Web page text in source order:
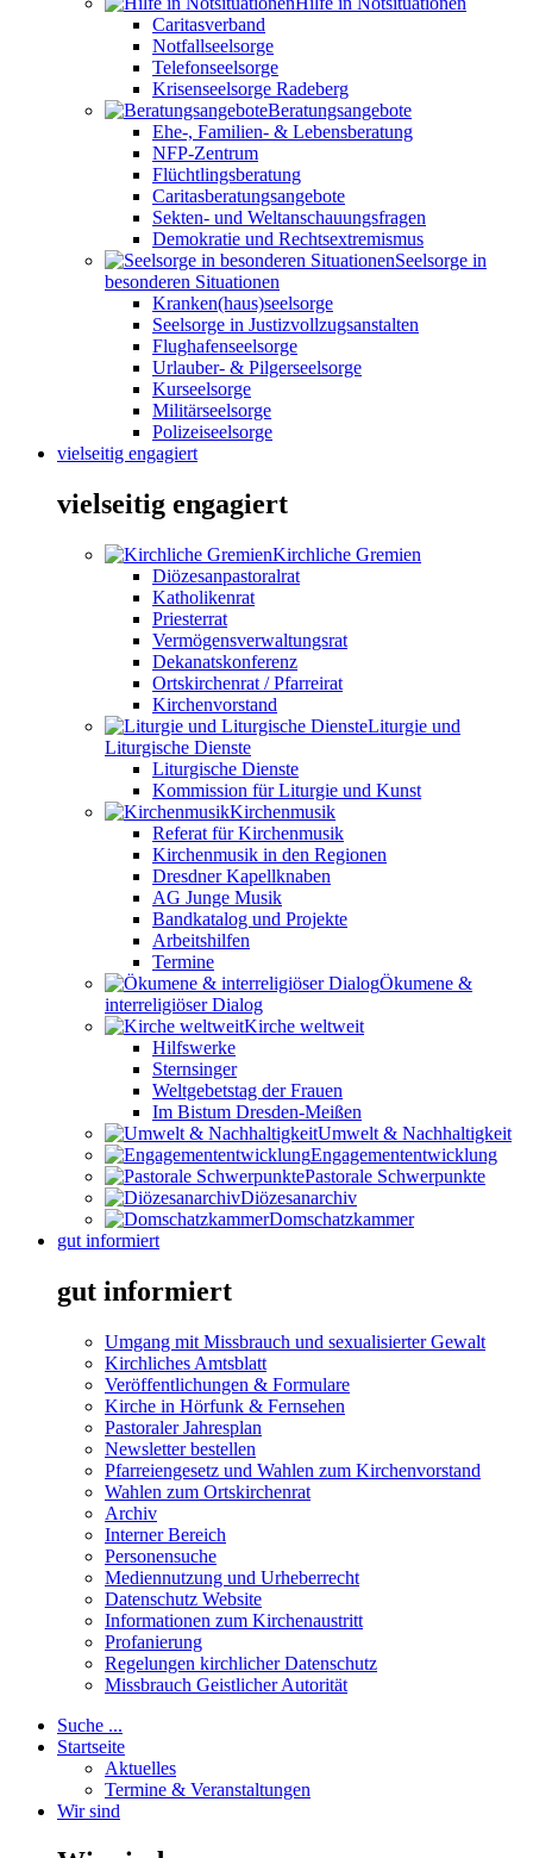
Caritasverband
Notfallseelsorge
Telefonseelsorge
Krisenseelsorge Radeberg
Beratungsangebote
Ehe-, Familien- & Lebensberatung
NFP-Zentrum
Flüchtlingsberatung
Caritasberatungsangebote
Sekten- und Weltanschauungsfragen
Demokratie und Rechtsextremismus
Seelsorge in
besonderen Situationen
Kranken(haus)seelsorge
Seelsorge in Justizvollzugsanstalten
Flughafenseelsorge
Urlauber- & Pilgerseelsorge
Kurseelsorge
Militärseelsorge
Polizeiseelsorge
vielseitig engagiert
vielseitig engagiert
Kirchliche Gremien
Diözesanpastoralrat
Katholikenrat
Priesterrat
Vermögensverwaltungsrat
Dekanatskonferenz
Ortskirchenrat / Pfarreirat
Kirchenvorstand
Liturgie und
Liturgische Dienste
Liturgische Dienste
Kommission für Liturgie und Kunst
Kirchenmusik
Referat für Kirchenmusik
Kirchenmusik in den Regionen
Dresdner Kapellknaben
AG Junge Musik
Bandkatalog und Projekte
Arbeitshilfen
Termine
Ökumene &
interreligiöser Dialog
Kirche weltweit
Hilfswerke
Sternsinger
Weltgebetstag der Frauen
Im Bistum Dresden-Meißen
Umwelt & Nachhaltigkeit
Engagemententwicklung
Pastorale Schwerpunkte
Diözesanarchiv
Domschatzkammer
gut informiert
gut informiert
Umgang mit Missbrauch und sexualisierter Gewalt
Kirchliches Amtsblatt
Veröffentlichungen & Formulare
Kirche in Hörfunk & Fernsehen
Pastoraler Jahresplan
Newsletter bestellen
Pfarreiengesetz und Wahlen zum Kirchenvorstand
Wahlen zum Ortskirchenrat
Archiv
Interner Bereich
Personensuche
Mediennutzung und Urheberrecht
Datenschutz Website
Informationen zum Kirchenaustritt
Profanierung
Regelungen kirchlicher Datenschutz
Missbrauch Geistlicher Autorität
Suche ...
Startseite
Aktuelles
Termine & Veranstaltungen
Wir sind